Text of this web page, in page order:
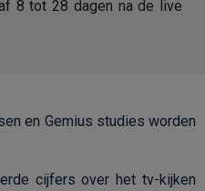
8 tot 28 dagen na de live
en Gemius studies worden
cijfers over het tv-kijken